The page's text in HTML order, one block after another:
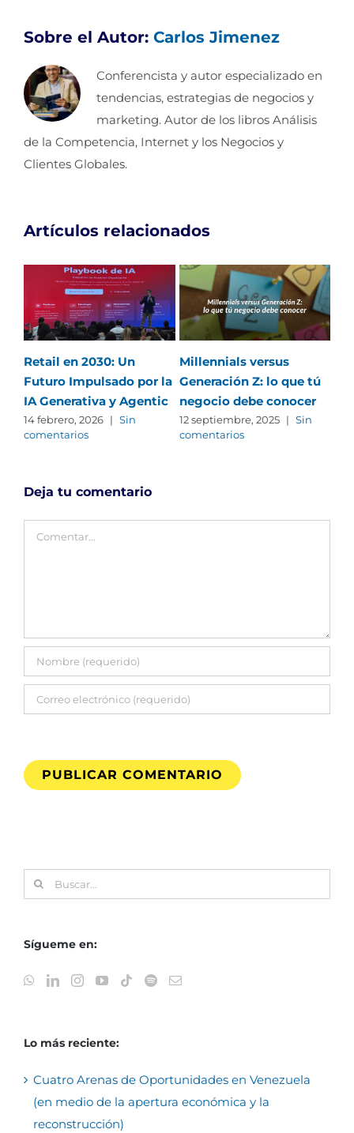
Sobre el Autor: Carlos Jimenez
Conferencista y autor especializado en
tendencias, estrategias de negocios y
marketing. Autor de los libros Análisis
de la Competencia, Internet y los Negocios y
Clientes Globales.
Artículos relacionados
Retail en 2030: Un
Futuro Impulsado por la
IA Generativa y Agentic
14 febrero, 2026 | Sin
comentarios
Millennials versus
Generación Z: lo que tú
negocio debe conocer
12 septiembre, 2025 | Sin
comentarios
Deja tu comentario
Comentar
Buscar:
Sígueme en:
Lo más reciente:
Cuatro Arenas de Oportunidades en Venezuela
(en medio de la apertura económica y la
reconstrucción)